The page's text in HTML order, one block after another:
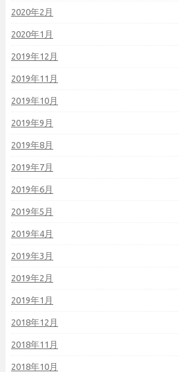
2020年2月
2020年1月
2019年12月
2019年11月
2019年10月
2019年9月
2019年8月
2019年7月
2019年6月
2019年5月
2019年4月
2019年3月
2019年2月
2019年1月
2018年12月
2018年11月
2018年10月